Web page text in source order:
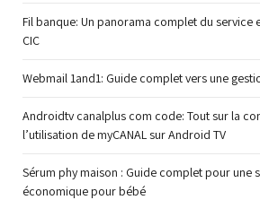
Fil banque: Un panorama complet du service
CIC
Webmail 1and1: Guide complet vers une
Androidtv canalplus com code: Tout sur la
l’utilisation de myCANAL sur Android TV
Sérum phy maison : Guide complet pour une
économique pour bébé